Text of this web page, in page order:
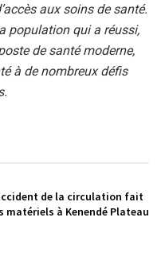
aux soins de santé.
population qui a réussi,
de santé moderne,
à de nombreux défis
de la circulation fait
matériels à Kenendé Plateau